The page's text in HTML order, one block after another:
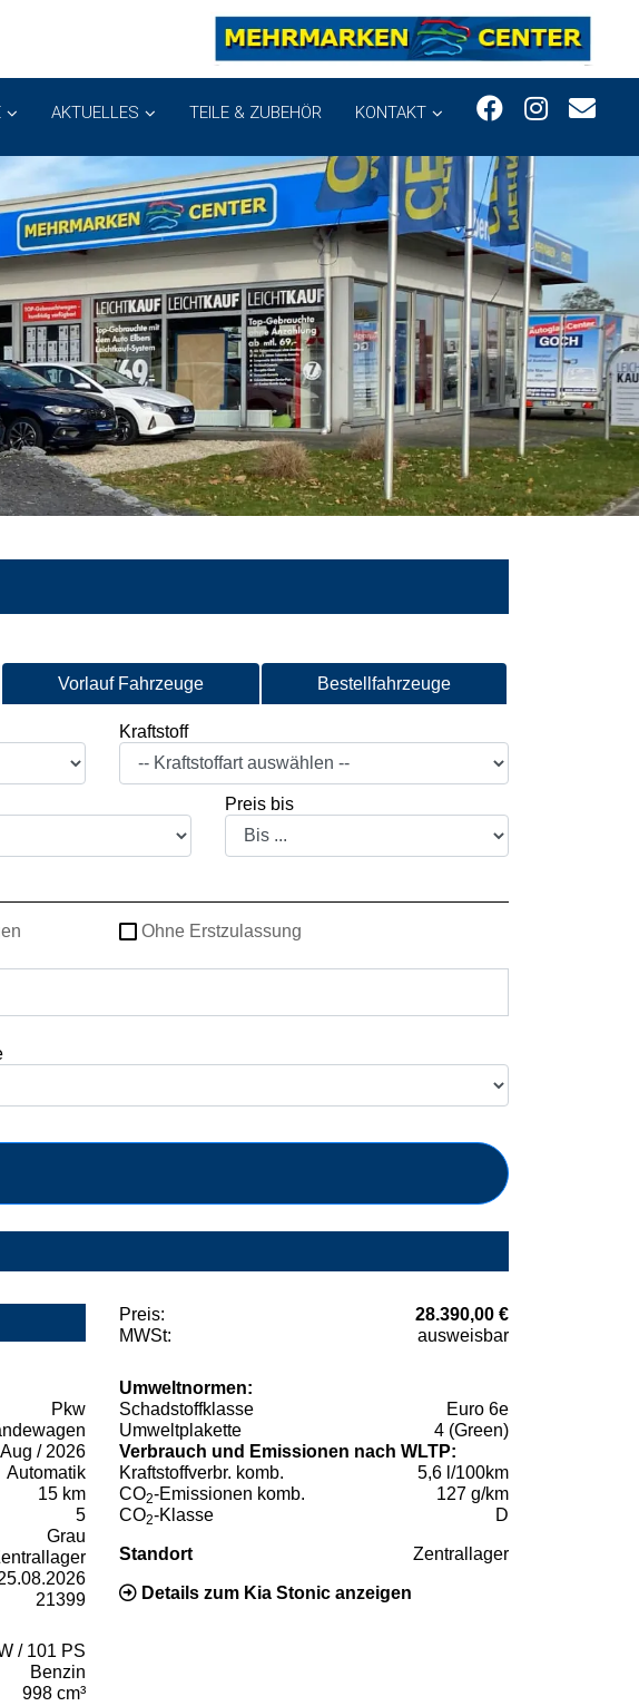
AKTUELLES TEILE & ZUBEHÖR KONTAKT
Vorlauf Fahrzeuge Bestellfahrzeuge
Kraftstoff
Preis bis
Ohne Erstzulassung
Preis:
28.390,00 €
MWSt:
ausweisbar
Pkw
Aug / 2026
Automatik
15 km
5
Grau
21399
/ 101 PS
Benzin
998 cm³
Umweltnormen:
Schadstoffklasse
Euro 6e
Umweltplakette
4 (Green)
Verbrauch und Emissionen nach WLTP:
Kraftstoffverbr. komb.
5,6 l/100km
CO2-Emissionen komb.
127 g/km
CO2-Klasse D
Standort Zentrallager
Details zum Kia Stonic anzeigen